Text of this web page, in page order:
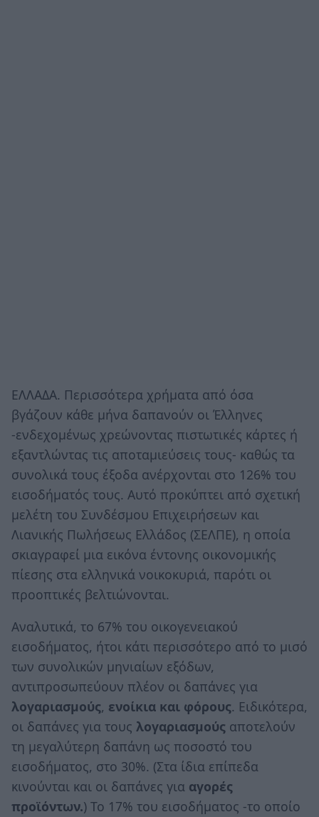
ΕΛΛΑΔΑ. Περισσότερα χρήματα από όσα
βγάζουν κάθε μήνα δαπανούν οι Έλληνες
-ενδεχομένως χρεώνοντας πιστωτικές κάρτες ή
εξαντλώντας τις αποταμιεύσεις τους- καθώς τα
συνολικά τους έξοδα ανέρχονται στο 126% του
εισοδήματός τους. Αυτό προκύπτει από σχετική
μελέτη του Συνδέσμου Επιχειρήσεων και
Λιανικής Πωλήσεως Ελλάδος (ΣΕΛΠΕ), η οποία
σκιαγραφεί μια εικόνα έντονης οικονομικής
πίεσης στα ελληνικά νοικοκυριά, παρότι οι
προοπτικές βελτιώνονται.
Αναλυτικά, το 67% του οικογενειακού
εισοδήματος, ήτοι κάτι περισσότερο από το μισό
των συνολικών μηνιαίων εξόδων,
αντιπροσωπεύουν πλέον οι δαπάνες για
λογαριασμούς, ενοίκια και φόρους. Ειδικότερα,
οι δαπάνες για τους λογαριασμούς αποτελούν
τη μεγαλύτερη δαπάνη ως ποσοστό του
εισοδήματος, στο 30%. (Στα ίδια επίπεδα
κινούνται και οι δαπάνες για αγορές
προϊόντων.) Το 17% του εισοδήματος -το οποίο